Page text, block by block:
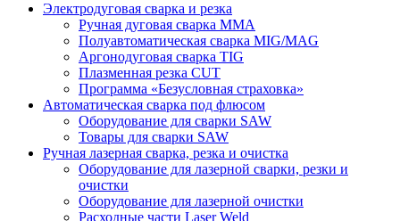
Электродуговая сварка и резка
Ручная дуговая сварка MMA
Полуавтоматическая сварка MIG/MAG
Аргонодуговая сварка TIG
Плазменная резка CUT
Программа «Безусловная страховка»
Автоматическая сварка под флюсом
Оборудование для сварки SAW
Товары для сварки SAW
Ручная лазерная сварка, резка и очистка
Оборудование для лазерной сварки, резки и
очистки
Оборудование для лазерной очистки
Расходные части Laser Weld